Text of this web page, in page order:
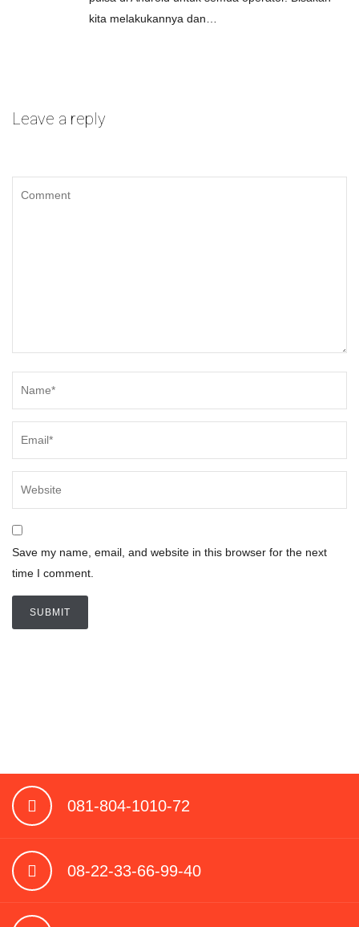
kita melakukannya dan…
Leave a reply
Save my name, email, and website in this browser for the next
time I comment.
081-804-1010-72
08-22-33-66-99-40